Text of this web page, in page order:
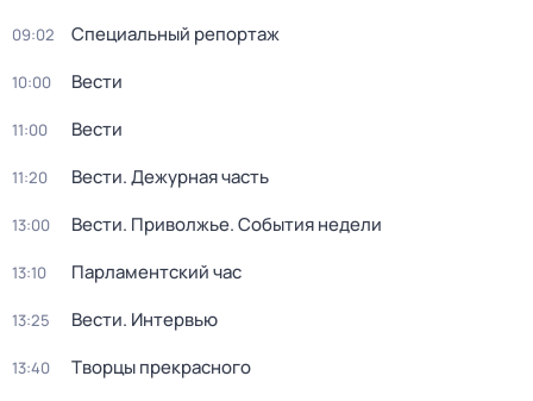
09:02 Специальный репортаж
10:00 Вести
11:00 Вести
11:20 Вести. Дежурная часть
13:00 Вести. Приволжье. События недели
13:10 Парламентский час
13:25 Вести. Интервью
13:40 Творцы прекрасного